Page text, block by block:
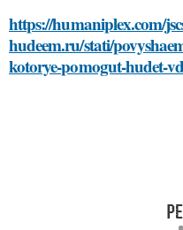
https://humaniplex.com/
hudeem.ru/stati/
kotorye-pomogut-hudet-